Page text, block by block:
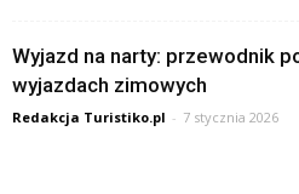
Wyjazd na narty: przewodnik
wyjazdach zimowych
Redakcja Turistiko.pl - 7 stycznia 2026